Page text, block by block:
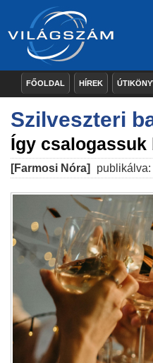
FŐOLDAL HÍREK
Szilveszteri
Így csalogassuk
[Farmosi Nóra] publikálva: